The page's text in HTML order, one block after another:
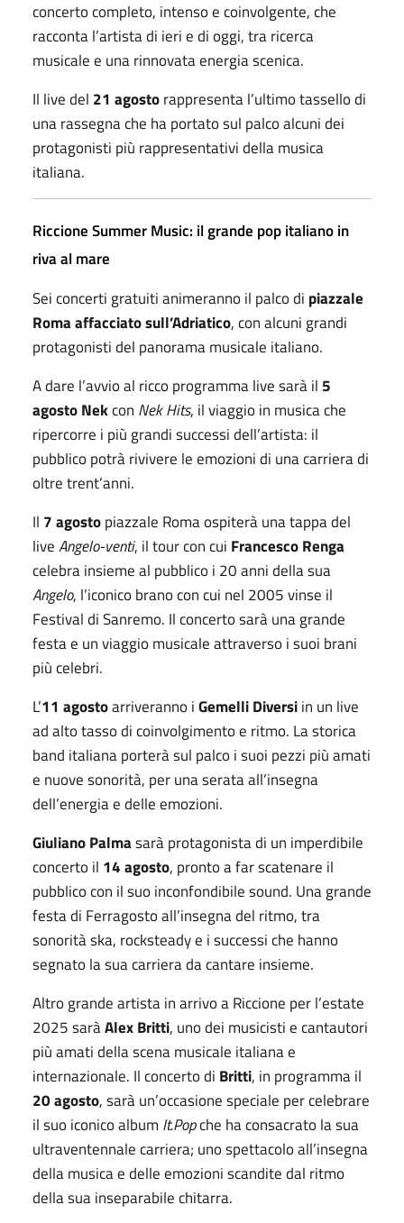
concerto completo, intenso e coinvolgente, che
racconta l’artista di ieri e di oggi, tra ricerca
musicale e una rinnovata energia scenica.
Il live del 21 agostorappresenta l’ultimo tassello di
una rassegna che ha portato sul palco alcuni dei
protagonisti più rappresentativi della musica
italiana.
Riccione Summer Music: il grande pop italiano in
riva al mare
Sei concerti gratuiti animeranno il palco di piazzale
Roma affacciato sull’Adriatico, con alcuni grandi
protagonisti del panorama musicale italiano.
A dare l’avvio al ricco programma live sarà il 5
agostoNekcon Nek Hits, il viaggio in musica che
ripercorre i più grandi successi dell’artista: il
pubblico potrà rivivere le emozioni di una carriera di
oltre trent’anni.
Il 7 agostopiazzale Roma ospiterà una tappa del
liveAngelo-venti, il tour con cui Francesco Renga
celebra insieme al pubblico i 20 anni della sua
Angelo, l’iconico brano con cui nel 2005 vinse il
Festival di Sanremo. Il concerto sarà una grande
festa e un viaggio musicale attraverso i suoi brani
più celebri.
L’11 agostoarriveranno iGemelli Diversiin un live
ad alto tasso di coinvolgimento e ritmo. La storica
band italiana porterà sul palco i suoi pezzi più amati
e nuove sonorità, per una serata all’insegna
dell’energia e delle emozioni.
Giuliano Palmasarà protagonista di un imperdibile
concerto il 14 agosto, pronto a far scatenare il
pubblico con il suo inconfondibile sound. Una grande
festa di Ferragosto all’insegna del ritmo, tra
sonorità ska, rocksteady e i successi che hanno
segnato la sua carriera da cantare insieme.
Altro grande artista in arrivo a Riccione per l’estate
2025 saràAlex Britti, uno dei musicisti e cantautori
più amati della scena musicale italiana e
internazionale. Il concerto di Britti, in programma il
20 agosto, sarà un’occasione speciale per celebrare
il suo iconico album It.Popche ha consacrato la sua
ultraventennale carriera; uno spettacolo all’insegna
della musica e delle emozioni scandite dal ritmo
della sua inseparabile chitarra.